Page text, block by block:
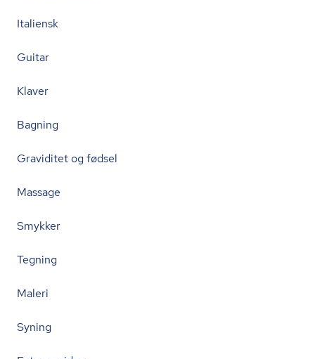
Italiensk
Guitar
Klaver
Bagning
Graviditet og fødsel
Massage
Smykker
Tegning
Maleri
Syning